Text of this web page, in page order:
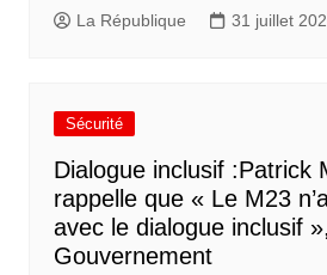
La République 31 juillet
Sécurité
Dialogue inclusif :Patrick
rappelle que « Le M23
avec le dialogue inclusif
Gouvernement